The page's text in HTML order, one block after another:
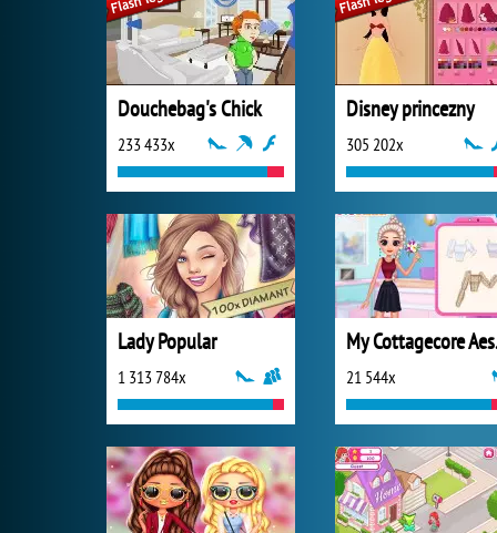
Douchebag's Chick
233 433x
Disney princezny
305 202x
Lady Popular
1 313 784x
My
21 544x